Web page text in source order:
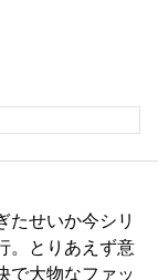
たせいか今シリ
。とりあえず意
で大物なファッ